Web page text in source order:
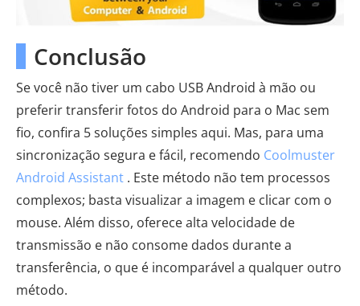
Conclusão
Se você não tiver um cabo USB Android à mão ou
preferir transferir fotos do Android para o Mac sem
fio, confira 5 soluções simples aqui. Mas, para uma
sincronização segura e fácil, recomendo Coolmuster
Android Assistant . Este método não tem processos
complexos; basta visualizar a imagem e clicar com o
mouse. Além disso, oferece alta velocidade de
transmissão e não consome dados durante a
transferência, o que é incomparável a qualquer outro
método.